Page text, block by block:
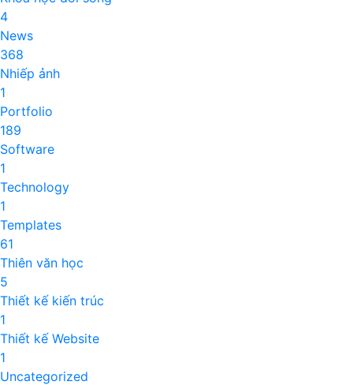
4
News
368
Nhiếp ảnh
1
Portfolio
189
Software
1
Technology
1
Templates
61
Thiên văn học
5
Thiết kế kiến trúc
1
Thiết kế Website
1
Uncategorized